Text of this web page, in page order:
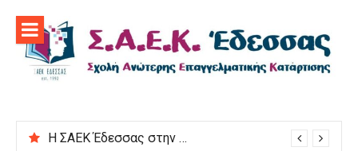
περιεχόμενο
Η ΣΑΕΚ Έδεσσας στην εκδήλωση “Μαγειρεύουμε στις ρίζες μας”